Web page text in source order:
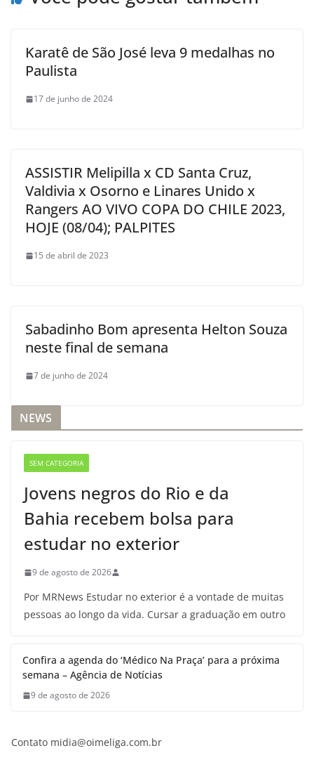
Karatê de São José leva 9 medalhas no
Paulista
17 de junho de 2024
ASSISTIR Melipilla x CD Santa Cruz,
Valdivia x Osorno e Linares Unido x
Rangers AO VIVO COPA DO CHILE 2023,
HOJE (08/04); PALPITES
15 de abril de 2023
Sabadinho Bom apresenta Helton Souza
neste final de semana
7 de junho de 2024
NEWS
SEM CATEGORIA
Jovens negros do Rio e da
Bahia recebem bolsa para
estudar no exterior
9 de agosto de 2026
Por MRNews Estudar no exterior é a vontade de muitas
pessoas ao longo da vida. Cursar a graduação em outro
Confira a agenda do ‘Médico Na Praça’ para a próxima
semana – Agência de Notícias
9 de agosto de 2026
Contato midia@oimeliga.com.br